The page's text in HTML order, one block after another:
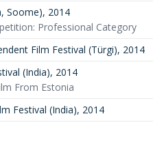
Soome), 2014
Professional Category
Film Festival (Türgi), 2014
(India), 2014
From Estonia
Festival (India), 2014